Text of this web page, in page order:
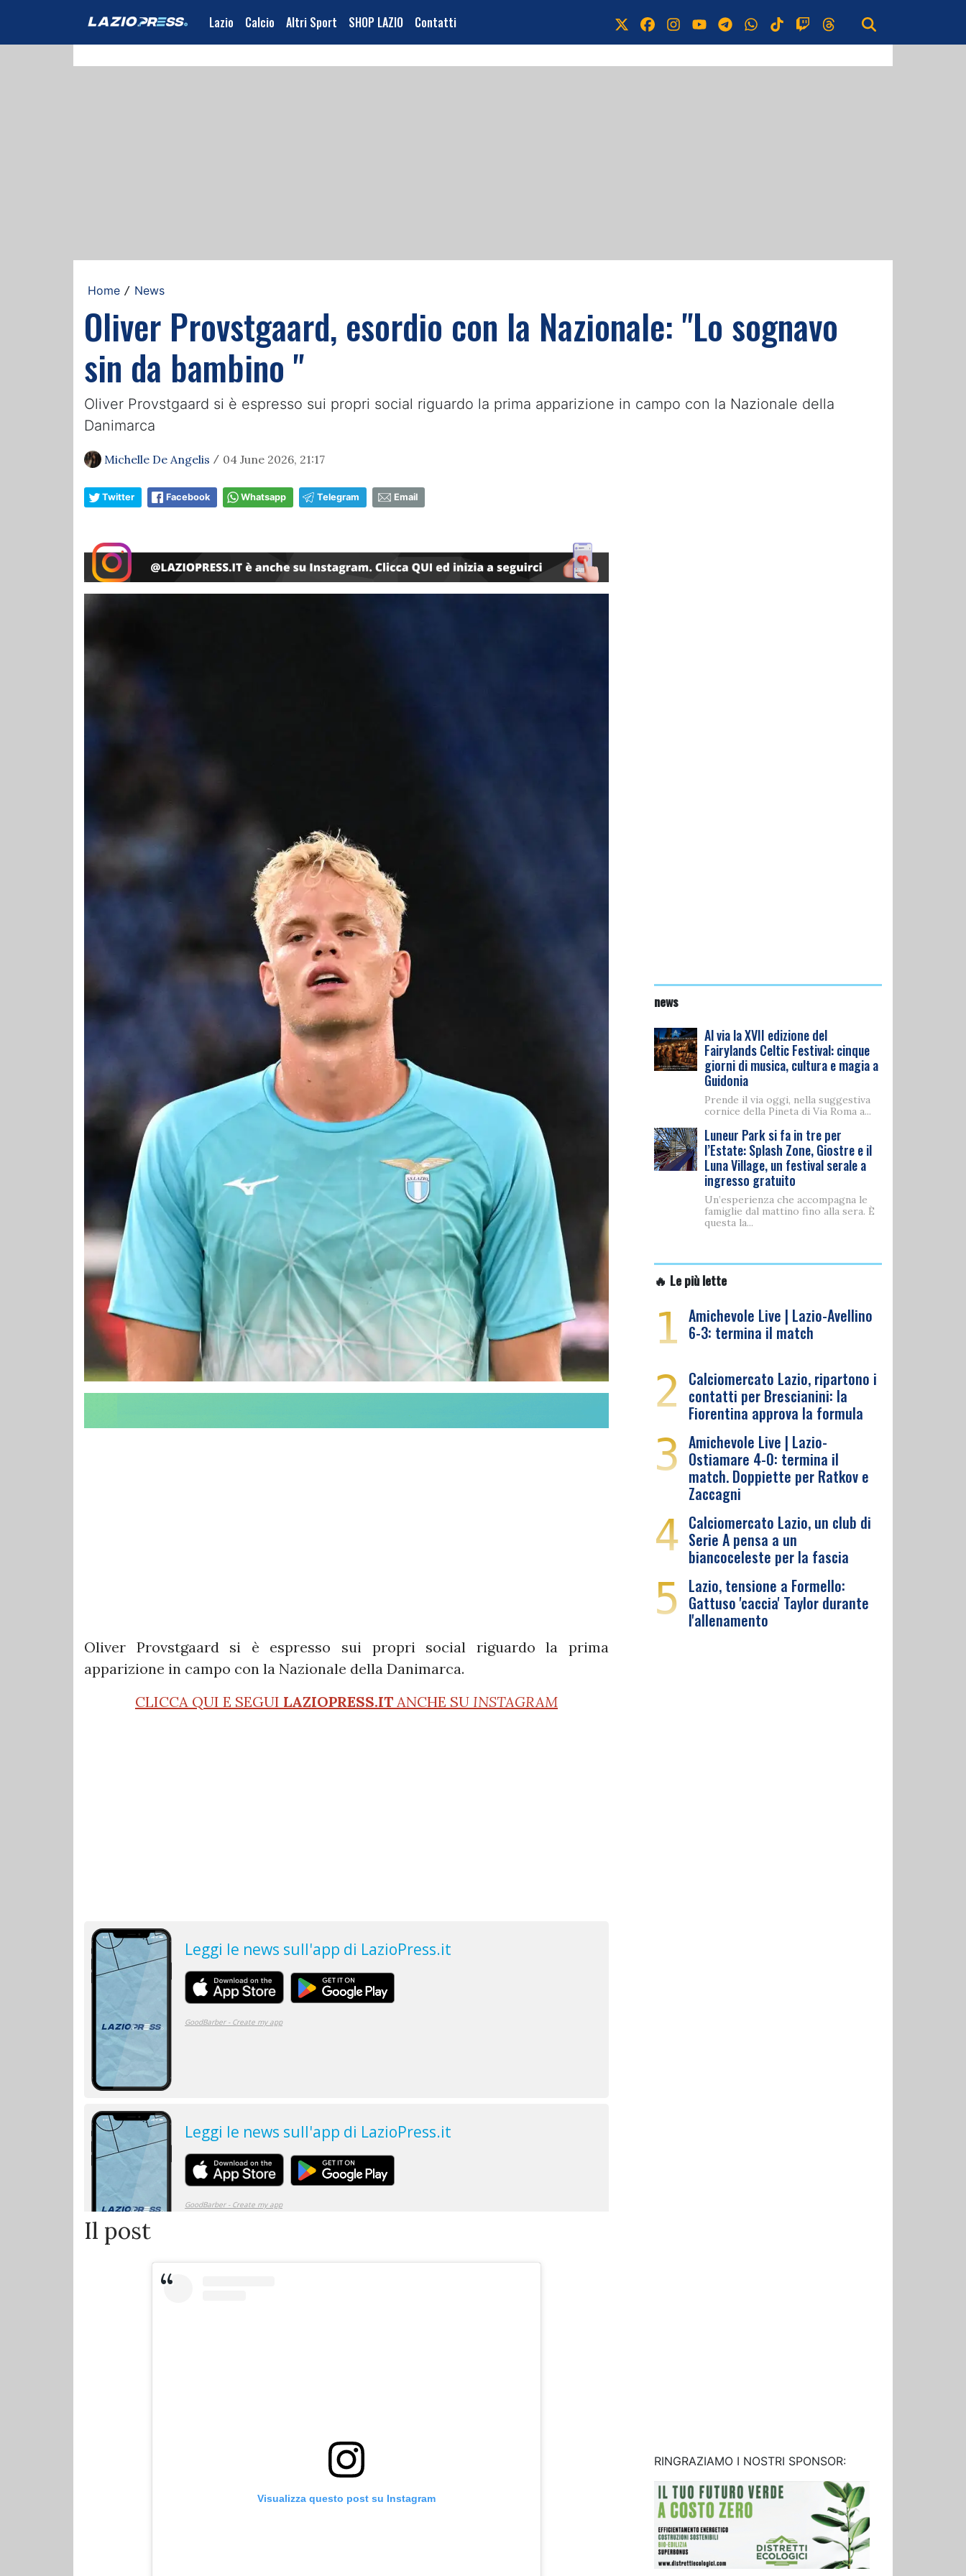
Lazio Calcio Altri Sport SHOP LAZIO Contatti
Home / News
Oliver Provstgaard, esordio con la Nazionale: "Lo sognavo
sin da bambino "
Oliver Provstgaard si è espresso sui propri social riguardo la prima apparizione in campo con la Nazionale della
Danimarca
Michelle De Angelis / 04 June 2026, 21:17
Twitter Facebook Whatsapp Telegram Email
Oliver Provstgaard si è espresso sui propri social riguardo la prima
apparizione in campo con la Nazionale della Danimarca.
CLICCA QUI E SEGUI LAZIOPRESS.IT ANCHE SU INSTAGRAM
Il post
Visualizza questo post su Instagram
news
Al via la XVII edizione del
Fairylands Celtic Festival: cinque
giorni di musica, cultura e magia a
Guidonia
Prende il via oggi, nella suggestiva
cornice della Pineta di Via Roma a...
Luneur Park si fa in tre per
l’Estate: Splash Zone, Giostre e il
Luna Village, un festival serale a
ingresso gratuito
Un’esperienza che accompagna le
famiglie dal mattino fino alla sera. È
questa la...
🔥 Le più lette
1 Amichevole Live | Lazio-Avellino
6-3: termina il match
2 Calciomercato Lazio, ripartono i
contatti per Brescianini: la
Fiorentina approva la formula
3 Amichevole Live | Lazio-
Ostiamare 4-0: termina il
match. Doppiette per Ratkov e
Zaccagni
4 Calciomercato Lazio, un club di
Serie A pensa a un
biancoceleste per la fascia
5 Lazio, tensione a Formello:
Gattuso 'caccia' Taylor durante
l'allenamento
RINGRAZIAMO I NOSTRI SPONSOR: